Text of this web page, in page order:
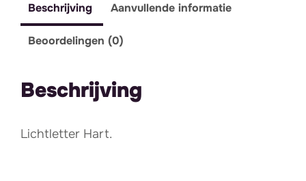
Beschrijving Aanvullende informatie
Beoordelingen (0)
Beschrijving
Lichtletter Hart.